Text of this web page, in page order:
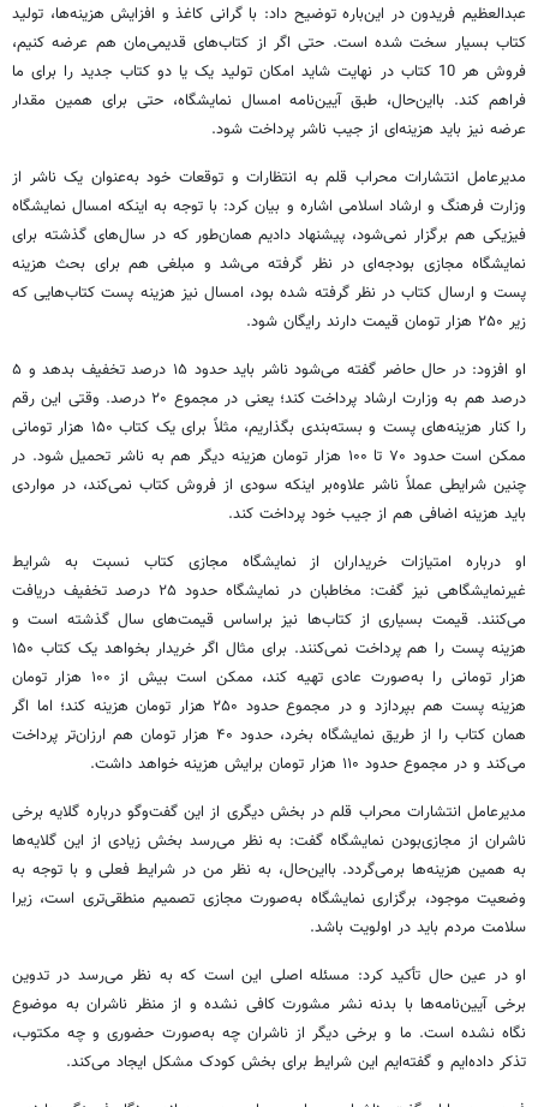
عبدالعظیم فریدون در این‌باره توضیح داد: با گرانی کاغذ و افزایش هزینه‌ها، تولید
کتاب بسیار سخت شده است. حتی اگر از کتاب‌های قدیمی‌مان هم عرضه کنیم،
فروش هر 10 کتاب در نهایت شاید امکان تولید یک یا دو کتاب جدید را برای ما
فراهم کند. بااین‌حال، طبق آیین‌نامه امسال نمایشگاه، حتی برای همین مقدار
عرضه نیز باید هزینه‌ای از جیب ناشر پرداخت شود.
مدیرعامل انتشارات محراب قلم به انتظارات و توقعات خود به‌عنوان یک ناشر از
وزارت فرهنگ و ارشاد اسلامی اشاره و بیان کرد: با توجه به اینکه امسال نمایشگاه
فیزیکی هم برگزار نمی‌شود، پیشنهاد دادیم همان‌طور که در سال‌های گذشته برای
نمایشگاه مجازی بودجه‌ای در نظر گرفته می‌شد و مبلغی هم برای بحث هزینه
پست و ارسال کتاب در نظر گرفته شده بود، امسال نیز هزینه پست کتاب‌هایی که
زیر ۲۵۰ هزار تومان قیمت دارند رایگان شود.
او افزود: در حال حاضر گفته می‌شود ناشر باید حدود ۱۵ درصد تخفیف بدهد و ۵
درصد هم به وزارت ارشاد پرداخت کند؛ یعنی در مجموع ۲۰ درصد. وقتی این رقم
را کنار هزینه‌های پست و بسته‌بندی بگذاریم، مثلاً برای یک کتاب ۱۵۰ هزار تومانی
ممکن است حدود ۷۰ تا ۱۰۰ هزار تومان هزینه دیگر هم به ناشر تحمیل شود. در
چنین شرایطی عملاً ناشر علاوه‌بر اینکه سودی از فروش کتاب نمی‌کند، در مواردی
باید هزینه اضافی هم از جیب خود پرداخت کند.
او درباره امتیازات خریداران از نمایشگاه مجازی کتاب نسبت به شرایط
غیرنمایشگاهی نیز گفت: مخاطبان در نمایشگاه حدود ۲۵ درصد تخفیف دریافت
می‌کنند. قیمت بسیاری از کتاب‌ها نیز براساس قیمت‌های سال گذشته است و
هزینه پست را هم پرداخت نمی‌کنند. برای مثال اگر خریدار بخواهد یک کتاب ۱۵۰
هزار تومانی را به‌صورت عادی تهیه کند، ممکن است بیش از ۱۰۰ هزار تومان
هزینه پست هم بپردازد و در مجموع حدود ۲۵۰ هزار تومان هزینه کند؛ اما اگر
همان کتاب را از طریق نمایشگاه بخرد، حدود ۴۰ هزار تومان هم ارزان‌تر پرداخت
می‌کند و در مجموع حدود ۱۱۰ هزار تومان برایش هزینه خواهد داشت.
مدیرعامل انتشارات محراب قلم در بخش دیگری از این گفت‌وگو درباره گلایه برخی
ناشران از مجازی‌بودن نمایشگاه گفت: به نظر می‌رسد بخش زیادی از این گلایه‌ها
به همین هزینه‌ها برمی‌گردد. بااین‌حال، به نظر من در شرایط فعلی و با توجه به
وضعیت موجود، برگزاری نمایشگاه به‌صورت مجازی تصمیم منطقی‌تری است، زیرا
سلامت مردم باید در اولویت باشد.
او در عین حال تأکید کرد: مسئله اصلی این است که به نظر می‌رسد در تدوین
برخی آیین‌نامه‌ها با بدنه نشر مشورت کافی نشده و از منظر ناشران به موضوع
نگاه نشده است. ما و برخی دیگر از ناشران چه به‌صورت حضوری و چه مکتوب،
تذکر داده‌ایم و گفته‌ایم این شرایط برای بخش کودک مشکل ایجاد می‌کند.